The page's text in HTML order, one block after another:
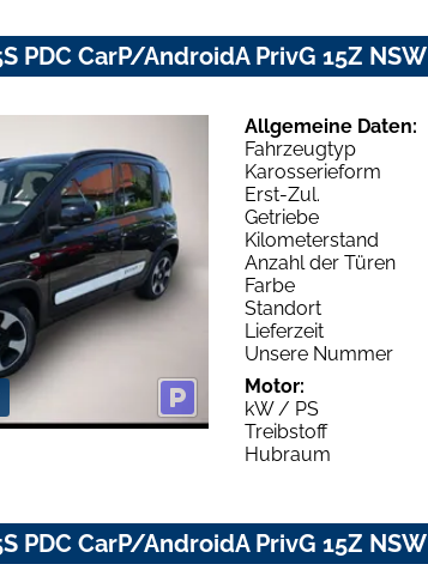
PDC CarP/AndroidA PrivG 15Z NSW
Allgemeine Daten:
Fahrzeugtyp
Karosserieform
Erst-Zul.
Getriebe
Kilometerstand
Anzahl der Türen
Farbe
Standort
Lieferzeit
Unsere Nummer
Motor:
kW / PS
Treibstoff
Hubraum
PDC CarP/AndroidA PrivG 15Z NSW